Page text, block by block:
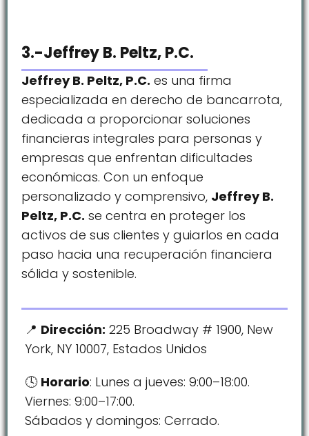
3.-Jeffrey B. Peltz, P.C.
Jeffrey B. Peltz, P.C. es una firma
especializada en derecho de bancarrota,
dedicada a proporcionar soluciones
financieras integrales para personas y
empresas que enfrentan dificultades
económicas. Con un enfoque
personalizado y comprensivo, Jeffrey B.
Peltz, P.C. se centra en proteger los
activos de sus clientes y guiarlos en cada
paso hacia una recuperación financiera
sólida y sostenible.
Dirección: 225 Broadway # 1900, New
York, NY 10007, Estados Unidos
Horario: Lunes a jueves: 9:00–18:00.
Viernes: 9:00–17:00.
Sábados y domingos: Cerrado.